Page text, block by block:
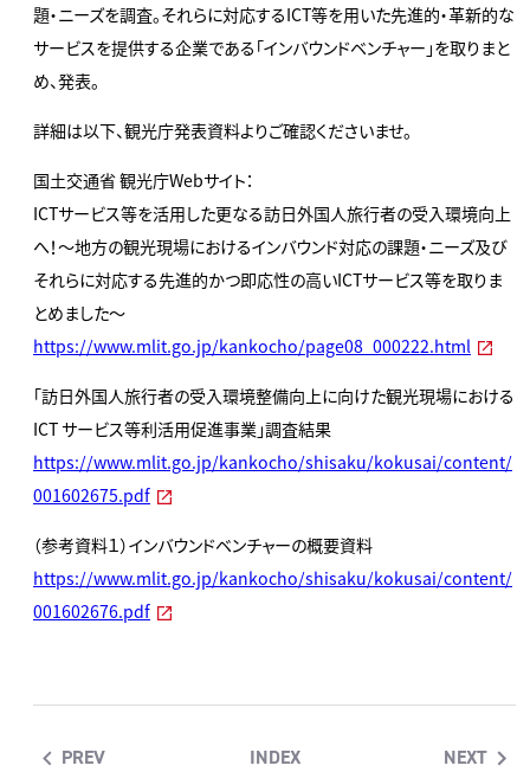
題・ニーズを調査。それらに対応するICT等を用いた先進的・革新的な
サービスを提供する企業である「インバウンドベンチャー」を取りまと
め、発表。
詳細は以下、観光庁発表資料よりご確認くださいませ。
国土交通省 観光庁Webサイト：
ICTサービス等を活用した更なる訪日外国人旅行者の受入環境向上
へ！～地方の観光現場におけるインバウンド対応の課題・ニーズ及び
それらに対応する先進的かつ即応性の高いICTサービス等を取りま
とめました～
https://www.mlit.go.jp/kankocho/page08_000222.html
「訪日外国人旅行者の受入環境整備向上に向けた観光現場における
ICT サービス等利活用促進事業」調査結果
https://www.mlit.go.jp/kankocho/shisaku/kokusai/content/
001602675.pdf
（参考資料１）インバウンドベンチャーの概要資料
https://www.mlit.go.jp/kankocho/shisaku/kokusai/content/
001602676.pdf
PREV INDEX NEXT